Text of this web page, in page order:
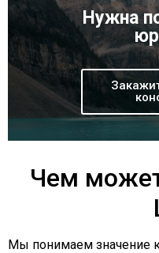
Нужна
Чем
Мы понимаем значение